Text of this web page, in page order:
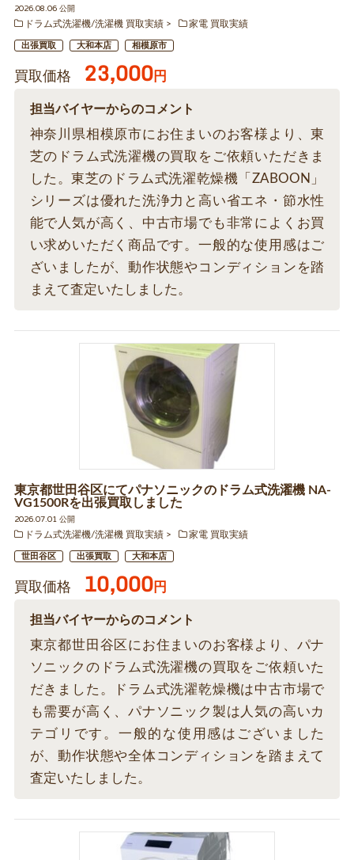
2026.08.06 公開
ドラム式洗濯機/洗濯機 買取実績
家電 買取実績
出張買取 大和本店 相模原市
買取価格 23,000円
担当バイヤーからのコメント
神奈川県相模原市にお住まいのお客様より、東
芝のドラム式洗濯機の買取をご依頼いただきま
した。東芝のドラム式洗濯乾燥機「ZABOON」
シリーズは優れた洗浄力と高い省エネ・節水性
能で人気が高く、中古市場でも非常によくお買
い求めいただく商品です。一般的な使用感はご
ざいましたが、動作状態やコンディションを踏
まえて査定いたしました。
東京都世田谷区にてパナソニックのドラム式洗濯機 NA-
VG1500Rを出張買取しました
2026.07.01 公開
ドラム式洗濯機/洗濯機 買取実績
家電 買取実績
世田谷区 出張買取 大和本店
買取価格 10,000円
担当バイヤーからのコメント
東京都世田谷区にお住まいのお客様より、パナ
ソニックのドラム式洗濯機の買取をご依頼いた
だきました。ドラム式洗濯乾燥機は中古市場で
も需要が高く、パナソニック製は人気の高いカ
テゴリです。一般的な使用感はございました
が、動作状態や全体コンディションを踏まえて
査定いたしました。